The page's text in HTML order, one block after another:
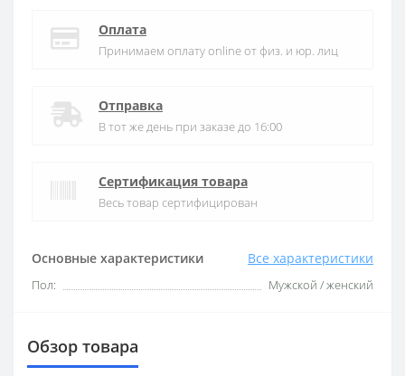
Основные характеристики Все характеристики
Пол: Мужской / женский
Оплата
Принимаем оплату online от физ. и юр. лиц
Отправка
В тот же день при заказе до 16:00
Сертификация товара
Весь товар сертифицирован
Обзор товара